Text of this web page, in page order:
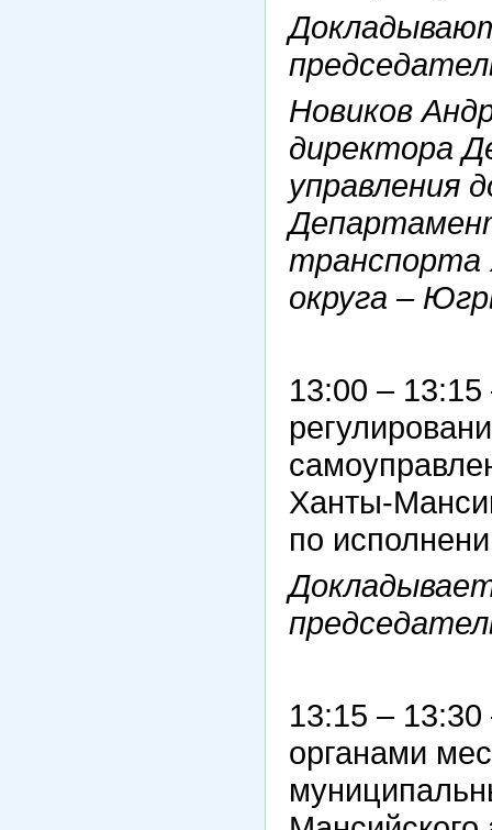
Новиков
директора
управления
транспорта
округа –
13:00 –
Ханты-
по
13:15 –
органами